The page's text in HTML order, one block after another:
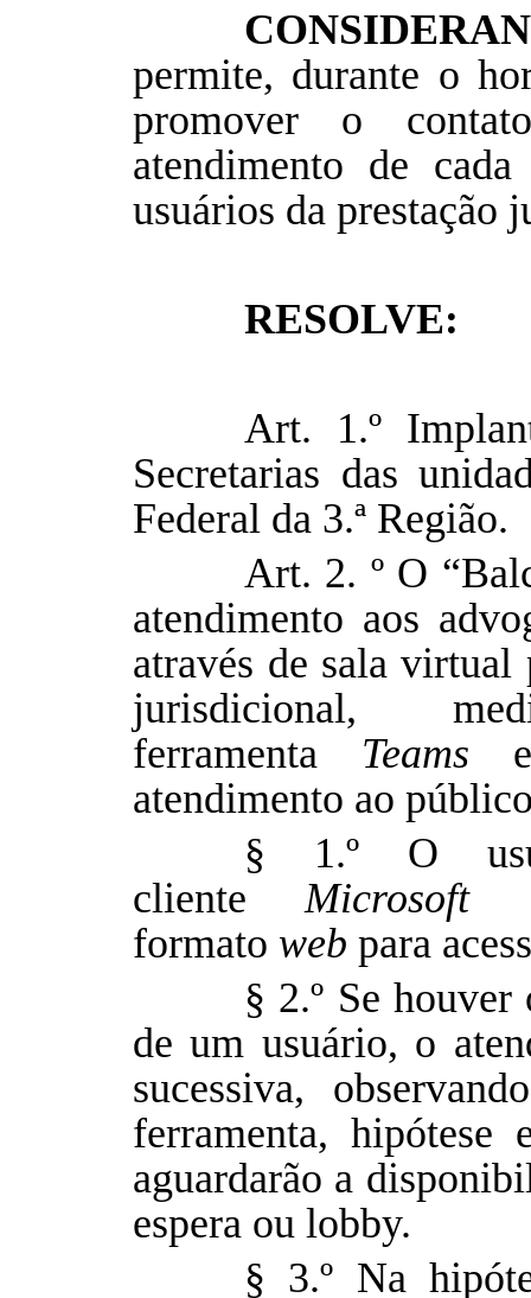
permite, durante o
promover o
atendimento de
usuários da prestação
RESOLVE:
Art. 1.º
Secretarias das
Federal da 3.ª Região.
Art. 2. º O
atendimento aos
através de sala virtual
jurisdicional,
ferramenta Teams
atendimento ao
§ 1.º O
cliente Microsoft
formato web para
§ 2.º Se
de um usuário, o
sucessiva,
ferramenta, hipótese
aguardarão a
espera ou lobby.
§ 3.º Na